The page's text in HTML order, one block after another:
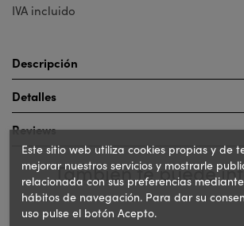
IVA incluido
Descripción
Detalles
Reviews
También te puede
Este sitio web utiliza cookies propias y de
mejorar nuestros servicios y mostrarle
relacionada con sus preferencias
hábitos de navegación. Para dar su
uso pulse el botón Acepto.